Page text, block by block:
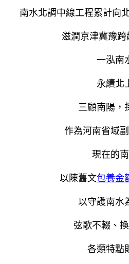
南水北調中線工程累計向
滋潤京津冀豫跨
一泓南
永續北
三顧南陽，
作為河南省域
現在的
以陳舊文包養金
以守護南水
弦歌不輟、
各類特點